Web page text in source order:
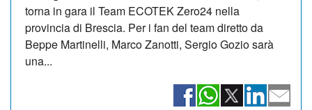
torna in gara il Team ECOTEK Zero24 nella
provincia di Brescia. Per i fan del team diretto da
Beppe Martinelli, Marco Zanotti, Sergio Gozio sarà
una...